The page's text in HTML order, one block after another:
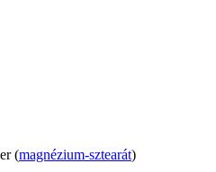
(magnézium-sztearát)